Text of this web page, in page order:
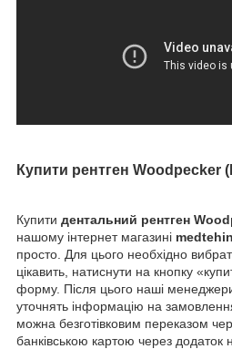
Купити рентген Woodpecker
Купити дентальний рентген
нашому інтернет магазині
просто. Для цього необхідно
цікавить, натиснути на кнопку
форму. Після цього наші
уточнять інформацію на
можна безготівковим переказом
банківською картою через додаток